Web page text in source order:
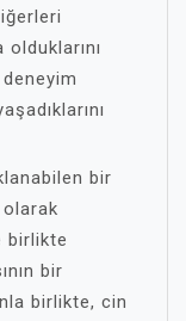
olduklarını
bir
birlikte
bir
birlikte, cin